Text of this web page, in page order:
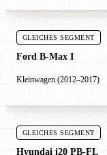
GLEICHES SEGMENT
Ford B-Max I
Kleinwagen (2012–2017)
GLEICHES SEGMENT
Hyundai i20 PB-FL